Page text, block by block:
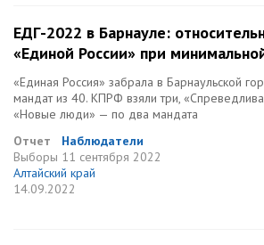
ЕДГ-2022 в Барнауле:
«Единой России» при
«Единая Россия» забрала в Барнаульской
мандат из 40. КПРФ взяли три,
«Новые люди» — по два мандата
Отчет
Наблюдатели
Выборы 11 сентября 2022
Алтайский край
14.09.2022